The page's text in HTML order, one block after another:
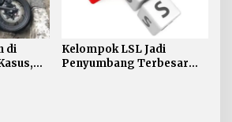
di
Kelompok LSL Jadi
Penyumbang Terbesar